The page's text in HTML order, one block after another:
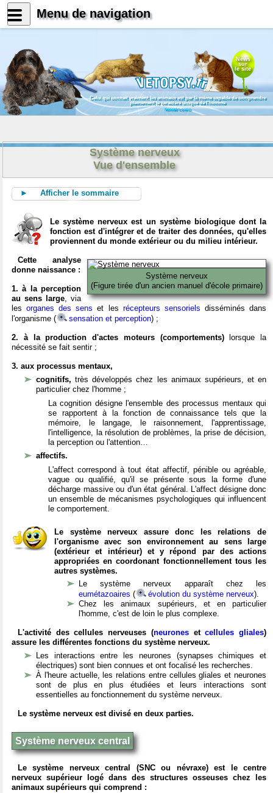
News
sur
le site
Celui qui connait vraiment les animaux est par là même capable de comprendre
pleinement le caractère unique de l'homme
Konrad Lorenz
Système nerveux
Vue d'ensemble
► Afficher le sommaire
Le système nerveux est un système biologique dont la
fonction est d'intégrer et de traiter des données, qu'elles
proviennent du monde extérieur ou du milieu intérieur.
Système nerveux
(Figure tirée d'un ancien manuel d'école primaire)
Cette analyse
donne naissance :
1. à la perception
au sens large, via
lesorganes des sens et les récepteurs sensoriels disséminés dans
l'organisme (
sensation et perception) ;
2. à la production d'actes moteurs (comportements)lorsque la
nécessité se fait sentir ;
3. aux processus mentaux,
cognitifs,très développés chez les animaux supérieurs, et en
particulier chez l'homme ;
La cognition désigne l'ensemble des processus mentaux qui
se rapportent à la fonction de connaissance tels que la
mémoire, le langage, le raisonnement, l'apprentissage,
l'intelligence, la résolution de problèmes, la prise de décision,
la perception ou l'attention…
affectifs.
L'affect correspond à tout état affectif, pénible ou agréable,
vague ou qualifié, qu'il se présente sous la forme d'une
décharge massive ou d'un état général. L'affect désigne donc
un ensemble de mécanismes psychologiques qui influencent
le comportement.
Le système nerveux assure donc les relations de
l'organisme avec son environnement au sens large
(extérieur et intérieur) et y répond par des actions
appropriées en coordonant fonctionnellement tous les
autres systèmes.
Le système nerveux apparaît chez les
eumétazoaires ( évolution du système nerveux).
Chez les animaux supérieurs, et en particulier
l'homme, c'est de loin le plus complexe.
L'activité des cellules nerveuses (neuronesetcellules gliales)
assure les différentes fonctions du système nerveux.
Les interactions entre les neurones (synapses chimiques et
électriques) sont bien connues et ont focalisé les recherches.
À l'heure actuelle, les relations entre cellules gliales et neurones
sont de plus en plus étudiées et leurs interactions sont
essentielles au fonctionnement du système nerveux.
Le système nerveux est divisé en deux parties.
Système nerveux central
Le système nerveux central (SNC ou névraxe) est le centre
nerveux supérieur logé dans des structures osseuses chez les
animaux supérieurs qui comprend :
Menu de navigation